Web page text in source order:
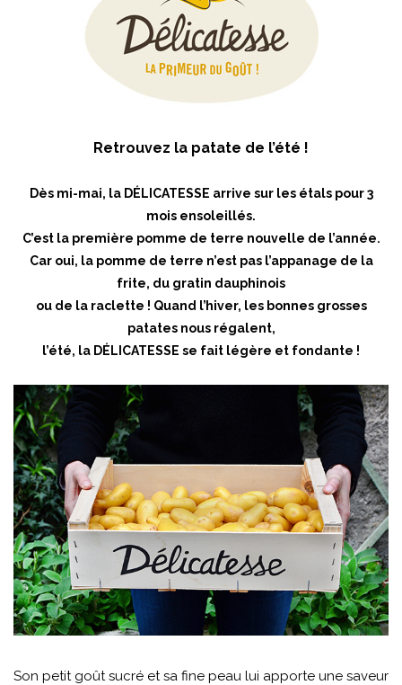
Retrouvez la patate de l’été !
Dès mi-mai, la DÉLICATESSE arrive sur les étals pour 3
mois ensoleillés.
C’est la première pomme de terre nouvelle de l’année.
Car oui, la pomme de terre n’est pas l’appanage de la
frite, du gratin dauphinois
ou de la raclette ! Quand l’hiver, les bonnes grosses
patates nous régalent,
l’été, la DÉLICATESSE se fait légère et fondante !
Son petit goût sucré et sa fine peau lui apporte une saveur